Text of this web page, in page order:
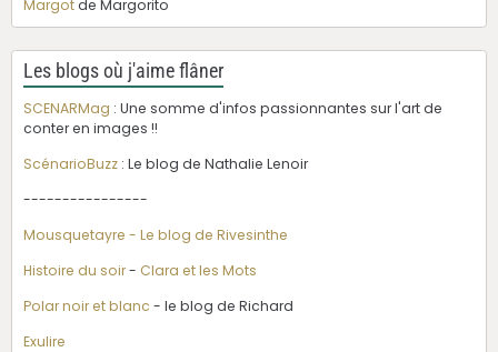
Margotde Margorito
Les blogs où j'aime flâner
SCENARMag : Une somme d'infos passionnantes sur l'art de
conter en images !!
ScénarioBuzz : Le blog de Nathalie Lenoir
----------------
Mousquetayre - Le blog de Rivesinthe
Histoire du soir- Clara et les Mots
Polar noir et blanc - le blog de Richard
Exulire